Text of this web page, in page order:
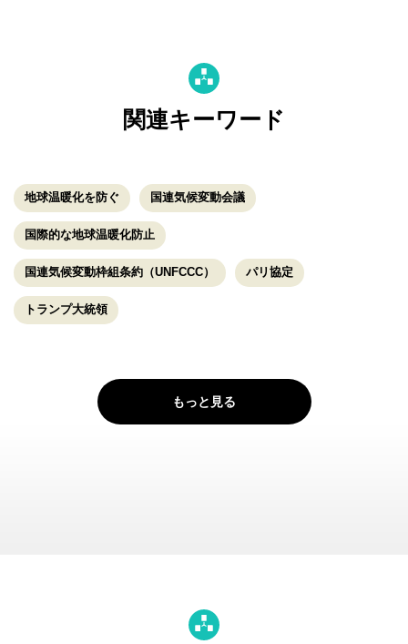
関連キーワード
地球温暖化を防ぐ 国連気候変動会議
国際的な地球温暖化防止
国連気候変動枠組条約（UNFCCC） パリ協定
トランプ大統領
もっと見る